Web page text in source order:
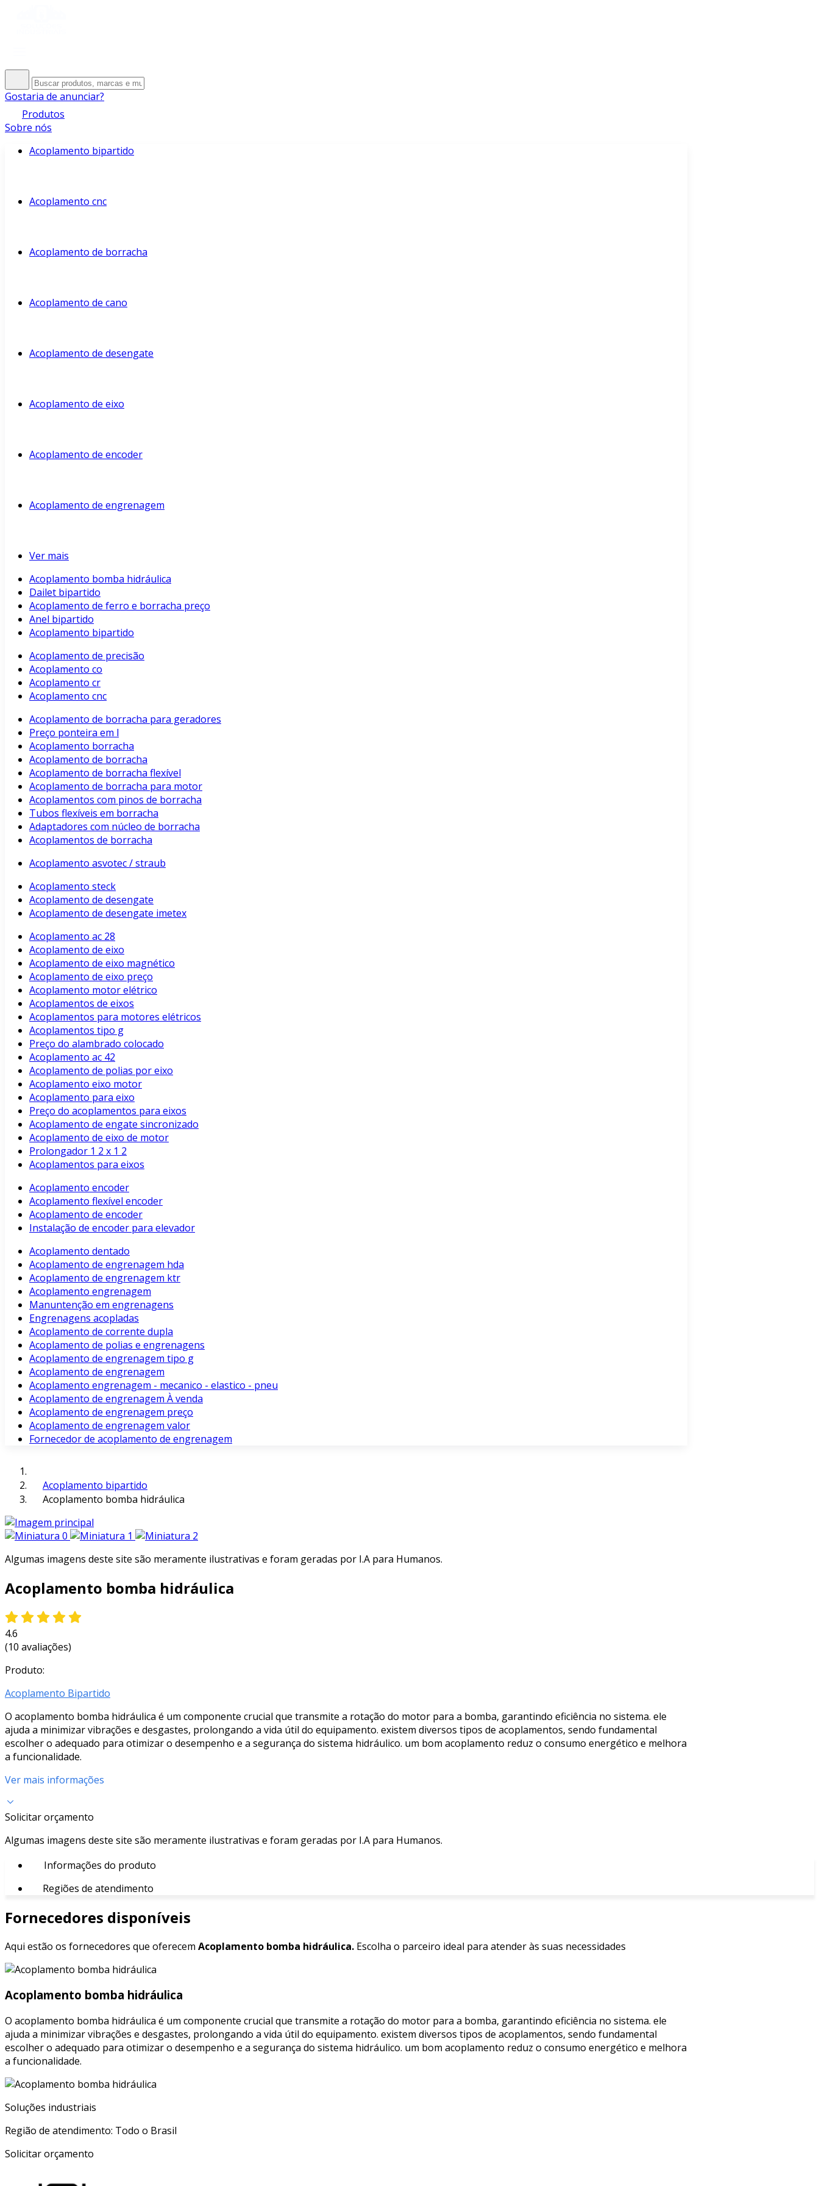
Gostaria de anunciar?
Produtos
Sobre nós
Acoplamento bipartido
Acoplamento cnc
Acoplamento de borracha
Acoplamento de cano
Acoplamento de desengate
Acoplamento de eixo
Acoplamento de encoder
Acoplamento de engrenagem
Ver mais
Acoplamento bomba hidráulica
Dailet bipartido
Acoplamento de ferro e borracha preço
Anel bipartido
Acoplamento bipartido
Acoplamento de precisão
Acoplamento co
Acoplamento cr
Acoplamento cnc
Acoplamento de borracha para geradores
Preço ponteira em l
Acoplamento borracha
Acoplamento de borracha
Acoplamento de borracha flexível
Acoplamento de borracha para motor
Acoplamentos com pinos de borracha
Tubos flexíveis em borracha
Adaptadores com núcleo de borracha
Acoplamentos de borracha
Acoplamento asvotec / straub
Acoplamento steck
Acoplamento de desengate
Acoplamento de desengate imetex
Acoplamento ac 28
Acoplamento de eixo
Acoplamento de eixo magnético
Acoplamento de eixo preço
Acoplamento motor elétrico
Acoplamentos de eixos
Acoplamentos para motores elétricos
Acoplamentos tipo g
Preço do alambrado colocado
Acoplamento ac 42
Acoplamento de polias por eixo
Acoplamento eixo motor
Acoplamento para eixo
Preço do acoplamentos para eixos
Acoplamento de engate sincronizado
Acoplamento de eixo de motor
Prolongador 1 2 x 1 2
Acoplamentos para eixos
Acoplamento encoder
Acoplamento flexível encoder
Acoplamento de encoder
Instalação de encoder para elevador
Acoplamento dentado
Acoplamento de engrenagem hda
Acoplamento de engrenagem ktr
Acoplamento engrenagem
Manuntenção em engrenagens
Engrenagens acopladas
Acoplamento de corrente dupla
Acoplamento de polias e engrenagens
Acoplamento de engrenagem tipo g
Acoplamento de engrenagem
Acoplamento engrenagem - mecanico - elastico - pneu
Acoplamento de engrenagem À venda
Acoplamento de engrenagem preço
Acoplamento de engrenagem valor
Fornecedor de acoplamento de engrenagem
Acoplamento bipartido
Acoplamento bomba hidráulica
Algumas imagens deste site são meramente ilustrativas e foram geradas por I.A para Humanos.
Acoplamento bomba hidráulica
4.6
(10 avaliações)
Produto:
Acoplamento Bipartido
O acoplamento bomba hidráulica é um componente crucial que transmite a rotação do motor para a bomba, garantindo eficiência no sistema. ele
ajuda a minimizar vibrações e desgastes, prolongando a vida útil do equipamento. existem diversos tipos de acoplamentos, sendo fundamental
escolher o adequado para otimizar o desempenho e a segurança do sistema hidráulico. um bom acoplamento reduz o consumo energético e melhora
a funcionalidade.
Ver mais informações
Solicitar orçamento
Algumas imagens deste site são meramente ilustrativas e foram geradas por I.A para Humanos.
Informações do produto
Regiões de atendimento
Fornecedores disponíveis
Aqui estão os fornecedores que oferecem Acoplamento bomba hidráulica. Escolha o parceiro ideal para atender às suas necessidades
Acoplamento bomba hidráulica
O acoplamento bomba hidráulica é um componente crucial que transmite a rotação do motor para a bomba, garantindo eficiência no sistema. ele
ajuda a minimizar vibrações e desgastes, prolongando a vida útil do equipamento. existem diversos tipos de acoplamentos, sendo fundamental
escolher o adequado para otimizar o desempenho e a segurança do sistema hidráulico. um bom acoplamento reduz o consumo energético e melhora
a funcionalidade.
Soluções industriais
Região de atendimento: Todo o Brasil
Solicitar orçamento